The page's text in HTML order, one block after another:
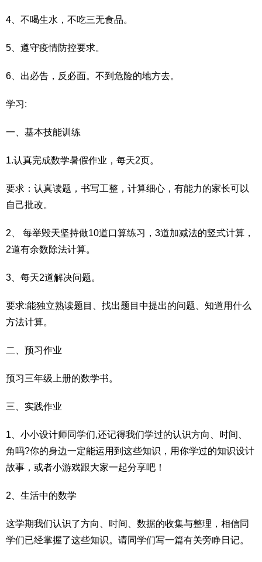
4、不喝生水，不吃三无食品。
5、遵守疫情防控要求。
6、出必告，反必面。不到危险的地方去。
学习:
一、基本技能训练
1.认真完成数学暑假作业，每天2页。
要求：认真读题，书写工整，计算细心，有能力的家长可以
自己批改。
2、 每举毁天坚持做10道口算练习，3道加减法的竖式计算，
2道有余数除法计算。
3、每天2道解决问题。
要求:能独立熟读题目、找出题目中提出的问题、知道用什么
方法计算。
二、预习作业
预习三年级上册的数学书。
三、实践作业
1、小小设计师同学们,还记得我们学过的认识方向、时间、
角吗?你的身边一定能运用到这些知识，用你学过的知识设计
故事，或者小游戏跟大家一起分享吧！
2、生活中的数学
这学期我们认识了方向、时间、数据的收集与整理，相信同
学们已经掌握了这些知识。请同学们写一篇有关旁睁日记。